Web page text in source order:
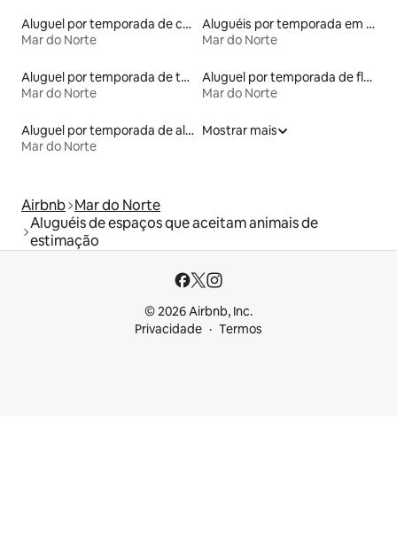
Aluguel por temporada de casas-barco
Mar do Norte
Aluguéis por temporada em albergue
Mar do Norte
Aluguel por temporada de townhouses
Mar do Norte
Aluguel por temporada de flats
Mar do Norte
Aluguel por temporada de alojamentos ecológicos
Mar do Norte
Mostrar mais
Airbnb Mar do Norte
Aluguéis de espaços que aceitam animais de
estimação
© 2026 Airbnb, Inc.
Privacidade
Termos